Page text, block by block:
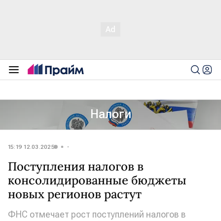
Налоги
15:19 12.03.2025
Поступления налогов в
консолидированные бюджеты
новых регионов растут
ФНС отмечает рост поступлений налогов в